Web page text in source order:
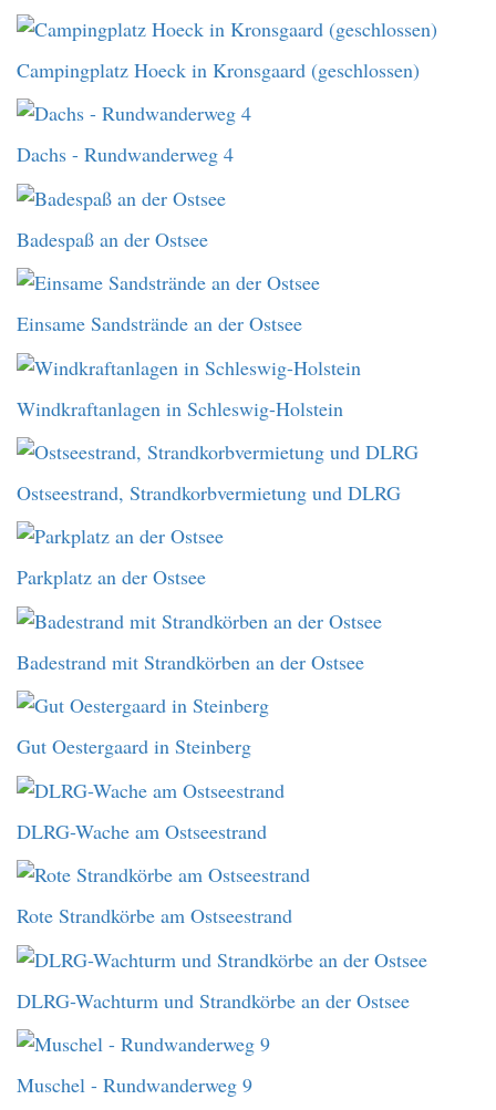
Campingplatz Hoeck in Kronsgaard (geschlossen)
Dachs - Rundwanderweg 4
Badespaß an der Ostsee
Einsame Sandstrände an der Ostsee
Windkraftanlagen in Schleswig-Holstein
Ostseestrand, Strandkorbvermietung und DLRG
Parkplatz an der Ostsee
Badestrand mit Strandkörben an der Ostsee
Gut Oestergaard in Steinberg
DLRG-Wache am Ostseestrand
Rote Strandkörbe am Ostseestrand
DLRG-Wachturm und Strandkörbe an der Ostsee
Muschel - Rundwanderweg 9